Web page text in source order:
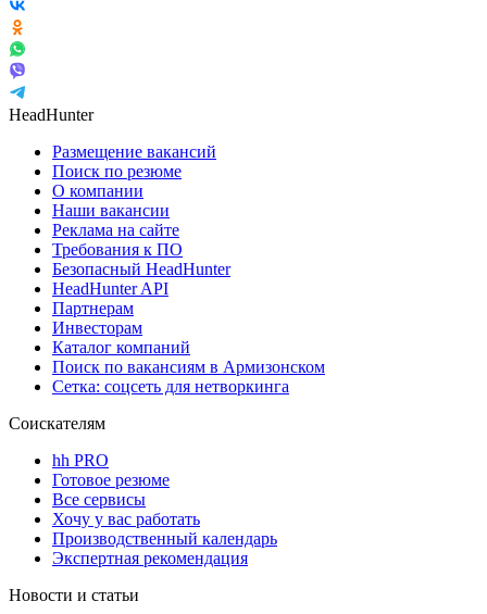
HeadHunter
Размещение вакансий
Поиск по резюме
О компании
Наши вакансии
Реклама на сайте
Требования к ПО
Безопасный HeadHunter
HeadHunter API
Партнерам
Инвесторам
Каталог компаний
Поиск по вакансиям в Армизонском
Сетка: соцсеть для нетворкинга
Соискателям
hh PRO
Готовое резюме
Все сервисы
Хочу у вас работать
Производственный календарь
Экспертная рекомендация
Новости и статьи